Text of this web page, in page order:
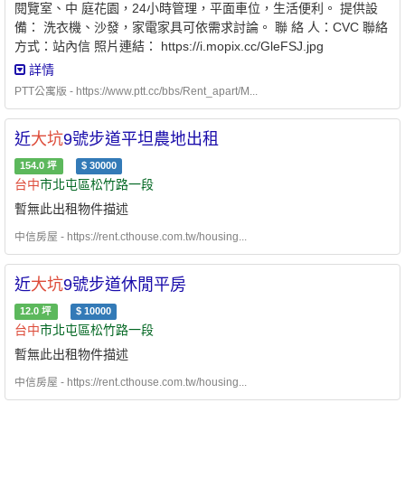
閱覽室、中 庭花園，24小時管理，平面車位，生活便利。 提供設
備： 洗衣機、沙發，家電家具可依需求討論。 聯 絡 人：CVC 聯絡
方式：站內信 照片連結： https://i.mopix.cc/GleFSJ.jpg
https://i.mopix.cc/oER3j8.jpg https://i.mopix.cc/N2ao3J.jpg
https://i.mopix.cc/L1MhwF.jpg https://i.mopix.cc/RomyEj.jpg
（公園休閒） 附近有： * 昌盛公園 * 祥和公園 * 新都生態公園 *大
坑方向休閒區 開車： 74快速道路很近 生活機能： * 全聯 * 楓康超
市 * 軍功商圈 * 東山商圈 備 註： 新社區，33坪兩房大空間，格局
舒適，環境單純。 附平面車位，適合上班族、小家庭入住。 可開
詳情
PTT公寓版 - https://www.ptt.cc/bbs/Rent_apart/M...
近大坑9號步道平坦農地出租
154.0 坪 $ 30000
台中市北屯區松竹路一段
暫無此出租物件描述
中信房屋 - https://rent.cthouse.com.tw/housing...
近大坑9號步道休閒平房
12.0 坪 $ 10000
台中市北屯區松竹路一段
暫無此出租物件描述
中信房屋 - https://rent.cthouse.com.tw/housing...